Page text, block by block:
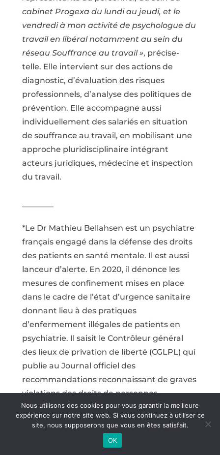
cabinet Progexa du lundi au jeudi, et le
vendredi à mon activité de psychologue du
travail en libéral notamment au sein du
réseau Souffrance au travail », précise-
telle. Elle intervient sur des actions de
diagnostic, d’évaluation des risques
professionnels, d’analyse des politiques de
prévention. Elle accompagne aussi
individuellement des salariés en situation
de souffrance au travail, en mobilisant une
approche pluridisciplinaire intégrant
acteurs juridiques, médecine et inspection
du travail.
————
*Le Dr Mathieu Bellahsen est un psychiatre
français engagé dans la défense des droits
des patients en santé mentale. Il est aussi
lanceur d’alerte. En 2020, il dénonce les
mesures de confinement mises en place
dans le cadre de l’état d’urgence sanitaire
donnant lieu à des pratiques
d’enfermement illégales de patients en
psychiatrie. Il saisit le Contrôleur général
des lieux de privation de liberté (CGLPL) qui
publie au Journal officiel des
recommandations reconnaissant de graves
violations des droits de personnes
hospitalisées sans leur consentement. Un
an plus tard, en juillet 2021, Mathieu
Bellahsen est démis de ses fonctions de
Nous utilisons des cookies pour vous garantir la meilleure
expérience sur notre site web. Si vous continuez à utiliser ce
site, nous supposerons que vous en êtes satisfait.
OK